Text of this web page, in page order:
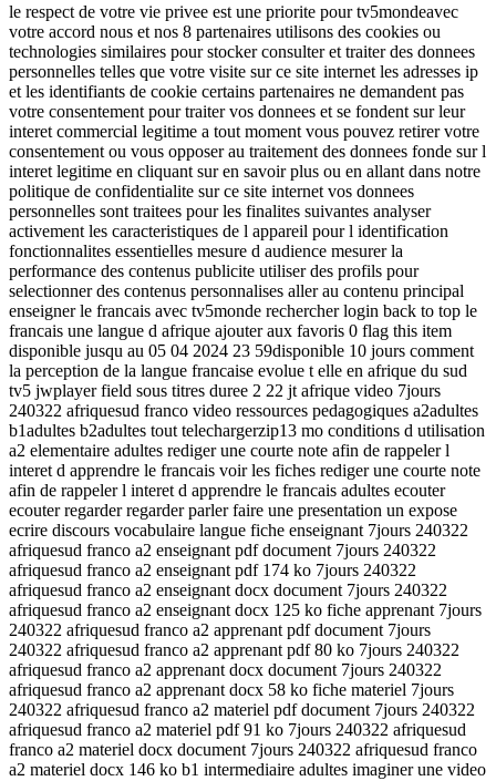
le respect de votre vie privee est une priorite pour tv5mondeavec
votre accord nous et nos 8 partenaires utilisons des cookies ou
technologies similaires pour stocker consulter et traiter des donnees
personnelles telles que votre visite sur ce site internet les adresses ip
et les identifiants de cookie certains partenaires ne demandent pas
votre consentement pour traiter vos donnees et se fondent sur leur
interet commercial legitime a tout moment vous pouvez retirer votre
consentement ou vous opposer au traitement des donnees fonde sur l
interet legitime en cliquant sur en savoir plus ou en allant dans notre
politique de confidentialite sur ce site internet vos donnees
personnelles sont traitees pour les finalites suivantes analyser
activement les caracteristiques de l appareil pour l identification
fonctionnalites essentielles mesure d audience mesurer la
performance des contenus publicite utiliser des profils pour
selectionner des contenus personnalises aller au contenu principal
enseigner le francais avec tv5monde rechercher login back to top le
francais une langue d afrique ajouter aux favoris 0 flag this item
disponible jusqu au 05 04 2024 23 59disponible 10 jours comment
la perception de la langue francaise evolue t elle en afrique du sud
tv5 jwplayer field sous titres duree 2 22 jt afrique video 7jours
240322 afriquesud franco video ressources pedagogiques a2adultes
b1adultes b2adultes tout telechargerzip13 mo conditions d utilisation
a2 elementaire adultes rediger une courte note afin de rappeler l
interet d apprendre le francais voir les fiches rediger une courte note
afin de rappeler l interet d apprendre le francais adultes ecouter
ecouter regarder regarder parler faire une presentation un expose
ecrire discours vocabulaire langue fiche enseignant 7jours 240322
afriquesud franco a2 enseignant pdf document 7jours 240322
afriquesud franco a2 enseignant pdf 174 ko 7jours 240322
afriquesud franco a2 enseignant docx document 7jours 240322
afriquesud franco a2 enseignant docx 125 ko fiche apprenant 7jours
240322 afriquesud franco a2 apprenant pdf document 7jours
240322 afriquesud franco a2 apprenant pdf 80 ko 7jours 240322
afriquesud franco a2 apprenant docx document 7jours 240322
afriquesud franco a2 apprenant docx 58 ko fiche materiel 7jours
240322 afriquesud franco a2 materiel pdf document 7jours 240322
afriquesud franco a2 materiel pdf 91 ko 7jours 240322 afriquesud
franco a2 materiel docx document 7jours 240322 afriquesud franco
a2 materiel docx 146 ko b1 intermediaire adultes imaginer une video